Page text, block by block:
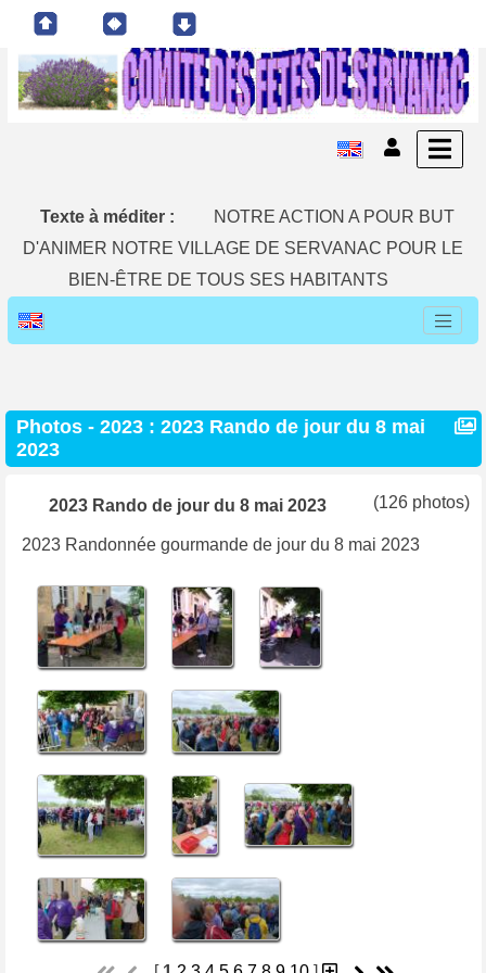
Texte à méditer :
NOTRE ACTION A POUR BUT
D'ANIMER NOTRE VILLAGE DE SERVANAC POUR LE
BIEN-ÊTRE DE TOUS SES HABITANTS
Photos - 2023 : 2023 Rando de jour du 8 mai
2023
2023 Rando de jour du 8 mai 2023 (126 photos)
2023 Randonnée gourmande de jour du 8 mai 2023